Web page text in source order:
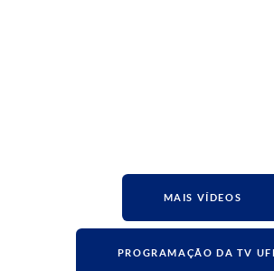
MAIS VÍDEOS
PROGRAMAÇÃO DA TV